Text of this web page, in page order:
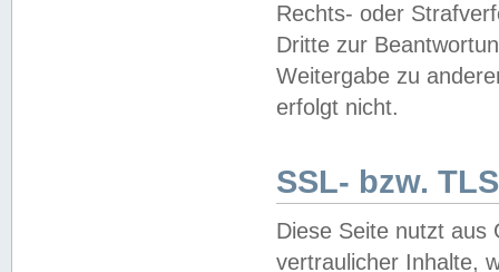
Rechts- oder
Dritte zur
Weitergabe zu
erfolgt nicht.
SSL- bzw.
Diese Seite nutzt aus
vertraulicher Inhalte,